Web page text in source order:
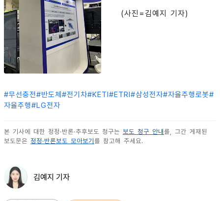
(사진=김예지 기자)
#무선충전#반도체 #전기차#KETI#ETRI#삼성전자#자율주행로봇#
자율주행#LG전자
본 기사에 대한 정정·반론·추후보도 청구는 보도 청구 안내 를, 그간 게재된
보도문은 정정·반론보도 모아보기 를 참고해 주세요.
김예지 기자